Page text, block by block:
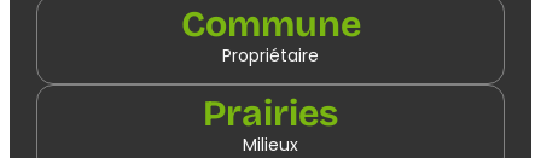
Commune
Propriétaire
Prairies
Milieux